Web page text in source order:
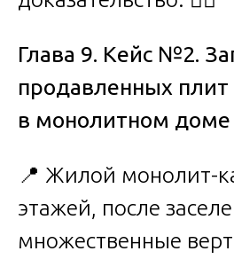
Глава 9. Кейс №2.
продавленных
в монолитном доме
📍 Жилой монолит-
этажей, после
множественные